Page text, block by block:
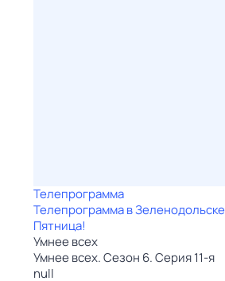
Телепрограмма
Телепрограмма в Зеленодольске
Пятница!
Умнее всех
Умнее всех. Сезон 6. Серия 11-я
null